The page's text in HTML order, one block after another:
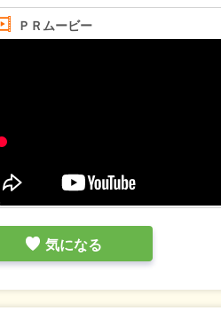
ＰＲムービー
気になる